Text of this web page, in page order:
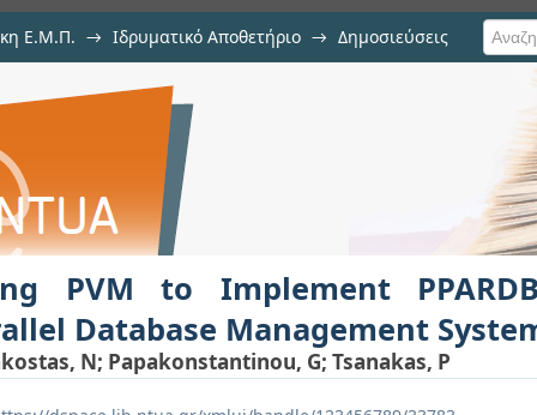
Ε.Μ.Π. → Ιδρυματικό Αποθετήριο → Δημοσιεύσεις
PPARDB/PVM, a
PVM to Implement
Database Management
N; Papakonstantinou, G; Tsanakas, P